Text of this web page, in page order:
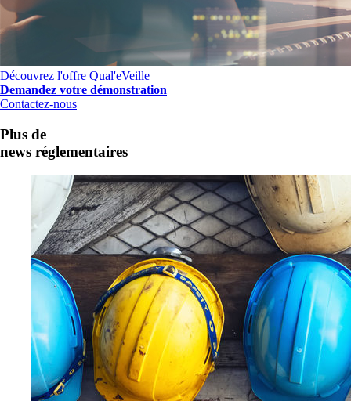
Découvrez l'offre Qual'eVeille
Demandez votre démonstration
Contactez-nous
Plus de
news réglementaires